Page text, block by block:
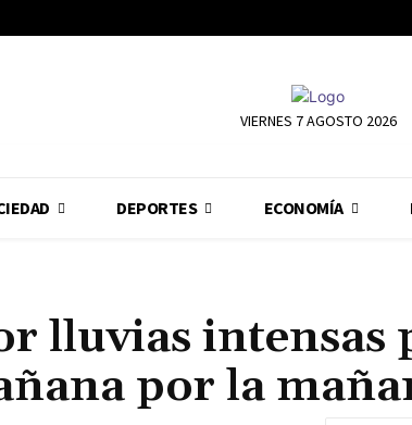
VIERNES 7 AGOSTO 2026
DEPORTES ECONOMÍA
lluvias intensas
por la